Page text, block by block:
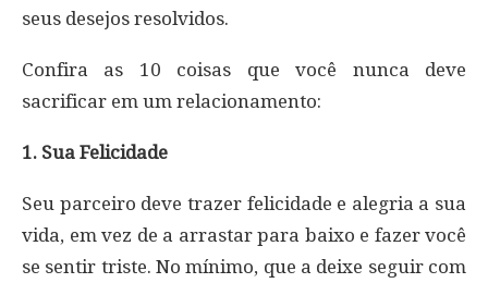
seus desejos resolvidos.
Confira as 10 coisas que você nunca deve
sacrificar em um relacionamento:
1. Sua Felicidade
Seu parceiro deve trazer felicidade e alegria a sua
vida, em vez de a arrastar para baixo e fazer você
se sentir triste. No mínimo, que a deixe seguir com